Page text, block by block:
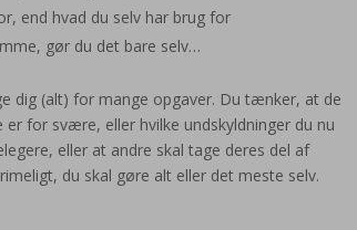
end hvad du selv har brug for
gør du det bare selv…
dig (alt) for mange opgaver. Du tænker, at de
for svære, eller hvilke undskyldninger du nu
eller at andre skal tage deres del af
du skal gøre alt eller det meste selv.